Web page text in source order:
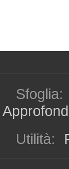
Sfoglia:
Utilità: